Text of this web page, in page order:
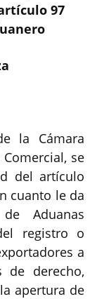
97
la Cámara
se
del artículo
cuanto le da
Aduanas
registro o
a
de derecho,
apertura de